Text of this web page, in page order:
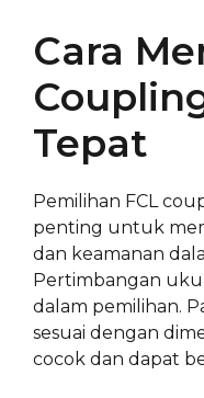
Cara
Tepat
Pemilihan FCL
penting untuk
dan keamanan
Pertimbangan
dalam pemilihan.
sesuai dengan
cocok dan dapat